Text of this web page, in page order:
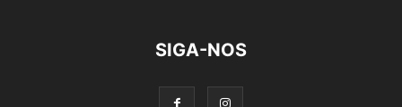
SIGA-NOS